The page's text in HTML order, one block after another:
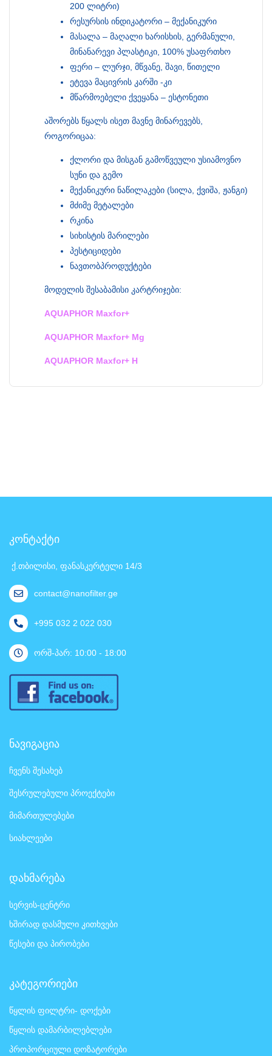
200 ლიტრი)
რესურსის ინდიკატორი – მექანიკური
მასალა – მაღალი ხარისხის, გერმანული,
მინანარევი პლასტიკი, 100% უსაფრთხო
ფერი – ლურჯი, მწვანე, შავი, წითელი
ეტევა მაცივრის კარში -კი
მწარმოებელი ქვეყანა – ესტონეთი
აშორებს წყალს ისეთ მავნე მინარევებს,
როგორიცაა:
ქლორი და მისგან გამოწვეული უსიამოვნო
სუნი და გემო
მექანიკური ნაწილაკები (სილა, ქვიშა, ჟანგი)
მძიმე მეტალები
რკინა
სიხისტის მარილები
პესტიციდები
ნავთობპროდუქტები
მოდელის შესაბამისი კარტრიჯები:
AQUAPHOR Maxfor+
AQUAPHOR Maxfor+ Mg
AQUAPHOR Maxfor+ H
კონტაქტი
ქ.თბილისი, ფანასკერტელი 14/3
contact@nanofilter.ge
+995 032 2 022 030
ორშ-პარ: 10:00 - 18:00
ნავიგაცია
ჩვენს შესახებ
შესრულებული პროექტები
მიმართულებები
სიახლეები
დახმარება
სერვის-ცენტრი
ხშირად დასმული კითხვები
წესები და პირობები
კატეგორიები
წყლის ფილტრი- დოქები
წყლის დამარბილებლები
პროპორციული დოზატორები